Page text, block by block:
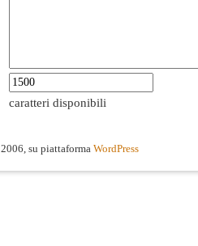
caratteri disponibili
2006, su piattaforma WordPress